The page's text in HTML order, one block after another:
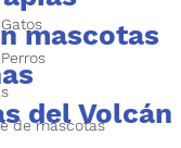
de mascotas
mascotas
del Volcán